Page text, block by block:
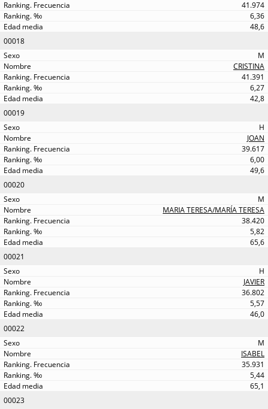
41.974
6,36
48,6
00018
M
CRISTINA
41.391
6,27
42,8
00019
H
JOAN
39.617
6,00
49,6
00020
M
MARIA TERESA/MARÍA TERESA
38.420
5,82
65,6
00021
H
JAVIER
36.802
5,57
46,0
00022
M
ISABEL
35.931
5,44
65,1
00023